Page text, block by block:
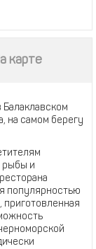
карте
Балаклавском
на самом берегу
рыбы и
популярностью
приготовленная